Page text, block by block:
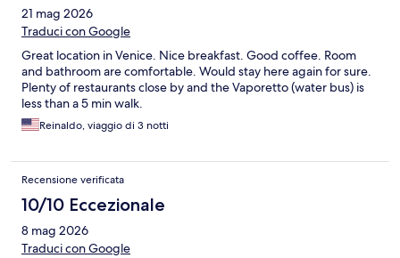
21 mag 2026
Traduci con Google
Great location in Venice. Nice breakfast. Good coffee. Room
and bathroom are comfortable. Would stay here again for sure.
Plenty of restaurants close by and the Vaporetto (water bus) is
less than a 5 min walk.
Reinaldo, viaggio di 3 notti
Recensione verificata
10/10 Eccezionale
8 mag 2026
Traduci con Google